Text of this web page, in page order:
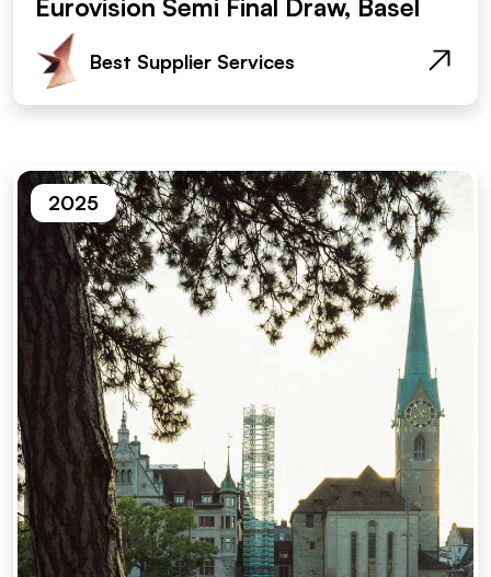
Eurovision Semi Final Draw, Basel
Best Supplier Services
2025